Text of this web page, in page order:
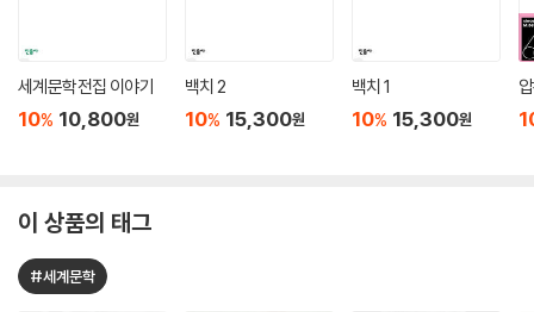
세계문학전집 이야기
10% 10,800원
백치 2
10% 15,300원
백치 1
10% 15,300원
이 상품의 태그
#세계문학